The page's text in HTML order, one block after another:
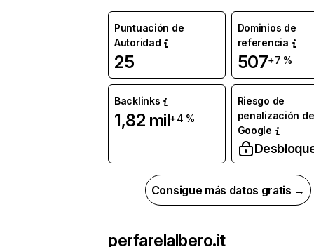
Puntuación de
Autoridad
25
Dominios de
referencia
507+7 %
Backlinks
1,82 mil+4 %
Riesgo de
penalización de
Google
Consigue más datos gratis →
perfarelalbero.it